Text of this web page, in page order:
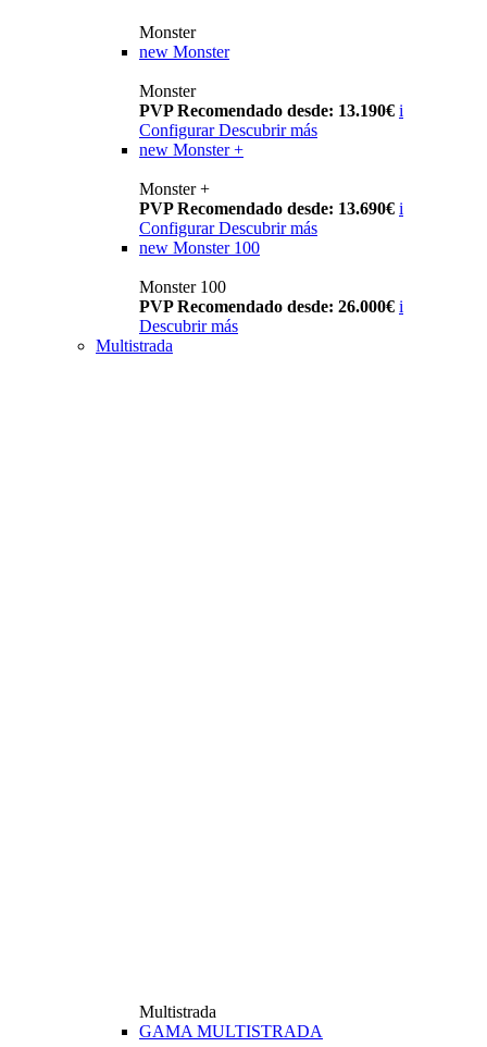
Monster
new Monster
Monster
PVP Recomendado desde: 13.190€ i
Configurar Descubrir más
new Monster +
Monster +
PVP Recomendado desde: 13.690€ i
Configurar Descubrir más
new Monster 100
Monster 100
PVP Recomendado desde: 26.000€ i
Descubrir más
Multistrada
Multistrada
GAMA MULTISTRADA